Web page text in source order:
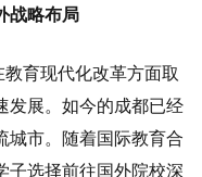
战略布局
育现代化改革方面取
发展。如今的成都已经
城市。随着国际教育合
子选择前往国外院校深